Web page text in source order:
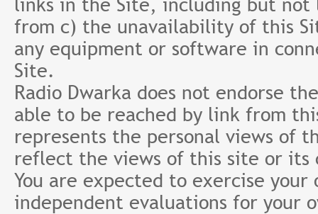
links in the Site, including but
from c) the unavailability of this
any equipment or software in
Site.
Radio Dwarka does not endorse
able to be reached by link from
represents the personal views of
reflect the views of this site or its
You are expected to exercise
independent evaluations for your